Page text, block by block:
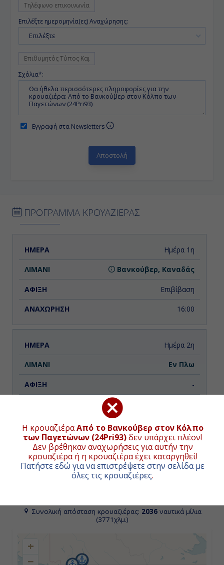
Η κρουαζιέραΑπό το Βανκούβερ στον Κόλπο
των Παγετώνων (24Pri93)δεν υπάρχει πλέον!
Δεν βρέθηκαν αναχωρήσεις για αυτήν την
κρουαζιέρα ή η κρουαζιέρα έχει καταργηθεί!
Πατήστε εδώ για να επιστρέψετε στην σελίδα με
όλες τις κρουαζιέρες.
Επιλέξτε ημερομηνία(ες) Αναχώρησης:
Επιλέξτε
Σχόλια*:
Εγγραφή στα Newsletters
ΠΡΟΓΡΑΜΜΑ ΚΡΟΥΑΖΙΕΡΑΣ
ΗΜΕΡΑ ΑΝΑΧΩΡΗΣΗ
Ημέρα 1η
Βανκούβερ, Καναδάς
Επιβίβαση
16:00
Ημέρα 2η
Εν Πλω
-
Ημέρα 3η
Τζούνο ( Αλάσκα ), Η.Π.Α.
Ημέρα 4η
Σκάγκγουέϊ ( Αλάσκα ), Η.Π.Α.
Η αναχώρηση στις 18 Σεπτεμβρίου θα
πραγματοποιηθεί με το κρουαζιερόπλοιο Grand
Princess.
Συνολική απόσταση κρουαζιέρας: 2036ναυτικά μίλια
(3771χλμ.)
+
−